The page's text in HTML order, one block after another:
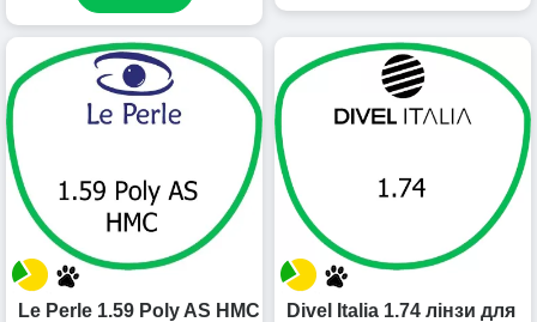
Le Perle 1.59 Poly AS HMC
Divel Italia 1.74 лінзи для